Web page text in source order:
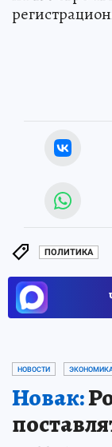
ПОЛИТИКА
НОВОСТИ
Новак: